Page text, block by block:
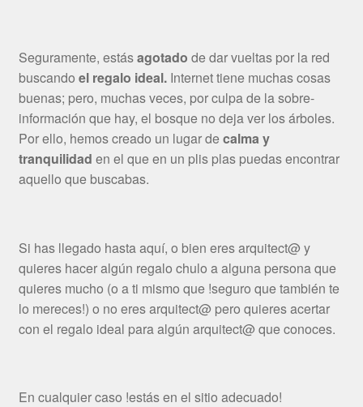
Seguramente, estásagotado de dar vueltas por la red
buscando el regalo ideal.Internet tiene muchas cosas
buenas; pero, muchas veces, por culpa de la sobre-
información que hay, el bosque no deja ver los árboles.
Por ello, hemos creado un lugar decalma y
tranquilidad en el que en un plis plas puedas encontrar
aquello que buscabas.
Si has llegado hasta aquí, o bien eres arquitect@ y
quieres hacer algún regalo chulo a alguna persona que
quieres mucho (o a ti mismo que !seguro que también te
lo mereces!) o no eres arquitect@ pero quieres acertar
con el regalo ideal para algún arquitect@ que conoces.
En cualquier caso !estás en el sitio adecuado!